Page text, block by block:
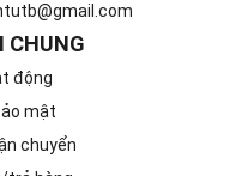
CHUNG
động
mật
chuyển